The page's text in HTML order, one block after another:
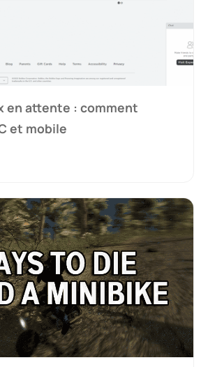
en attente : comment
et mobile